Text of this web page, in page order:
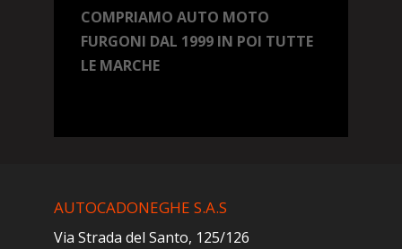
COMPRIAMO AUTO MOTO
FURGONI DAL 1999 IN POI TUTTE
LE MARCHE
AUTOCADONEGHE S.A.S
Via Strada del Santo, 125/126